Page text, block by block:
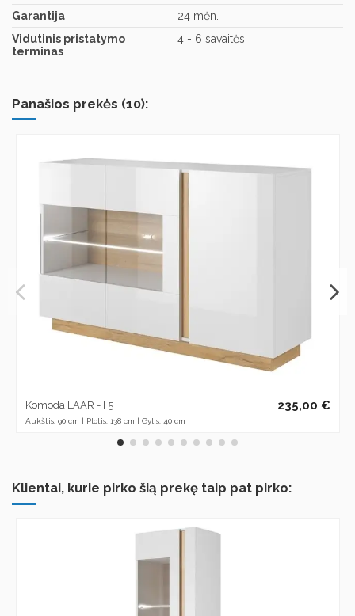
Garantija
24 mėn.
Vidutinis pristatymo
terminas
4 - 6 savaitės
Panašios prekės (10):
Komoda LAAR - I 5
Aukštis: 90 cm | Plotis: 138 cm | Gylis: 40 cm
235,00 €
Klientai, kurie pirko šią prekę taip pat pirko: